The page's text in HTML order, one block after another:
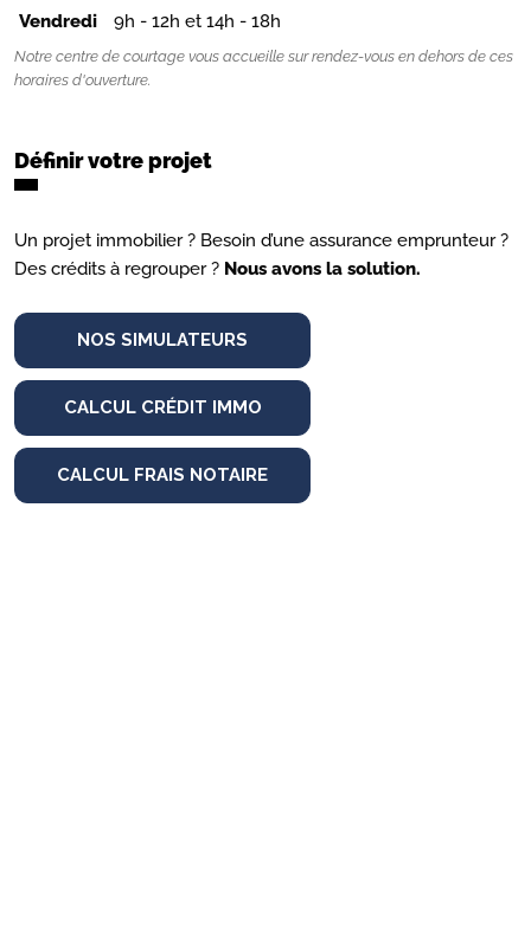
Vendredi
9h - 12h et 14h - 18h
Notre centre de courtage vous accueille sur rendez-vous en dehors de ces
horaires d'ouverture.
Définir votre projet
Un projet immobilier ? Besoin d’une assurance emprunteur ?
Des crédits à regrouper ? Nous avons la solution.
NOS SIMULATEURS
CALCUL CRÉDIT IMMO
CALCUL FRAIS NOTAIRE